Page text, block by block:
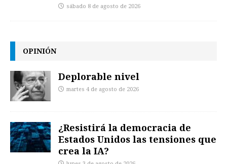
sábado 8 de agosto de 2026
OPINIÓN
Deplorable nivel
martes 4 de agosto de 2026
¿Resistirá la democracia de
Estados Unidos las tensiones que
crea la IA?